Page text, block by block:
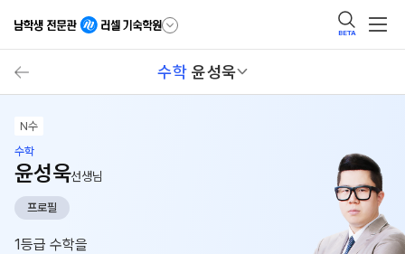
BETA
수학 윤성욱
N수
수학
윤성욱선생님
프로필
1등급 수학을